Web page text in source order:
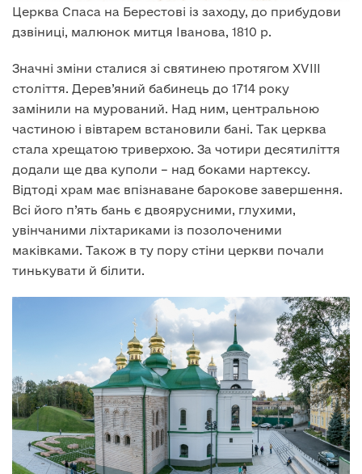
Церква Спаса на Берестові із заходу, до прибудови
дзвіниці, малюнок митця Іванова, 1810 р.
Значні зміни сталися зі святинею протягом XVIII
століття. Дерев’яний бабинець до 1714 року
замінили на мурований. Над ним, центральною
частиною і вівтарем встановили бані. Так церква
стала хрещатою триверхою. За чотири десятиліття
додали ще два куполи – над боками нартексу.
Відтоді храм має впізнаване барокове завершення.
Всі його п’ять бань є двоярусними, глухими,
увінчаними ліхтариками із позолоченими
маківками. Також в ту пору стіни церкви почали
тинькувати й білити.